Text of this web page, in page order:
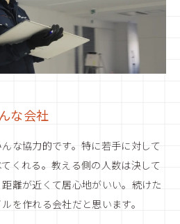
な会社
な協力的です。特に若手に対して
くれる。教える側の人数は決して
離が近くて居心地がいい。続けた
を作れる会社だと思います。